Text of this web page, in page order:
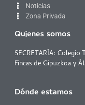
Noticias
Zona Privada
Quienes somos
SECRETARÍA:
Fincas de Gipuzkoa y
Dónde estamos